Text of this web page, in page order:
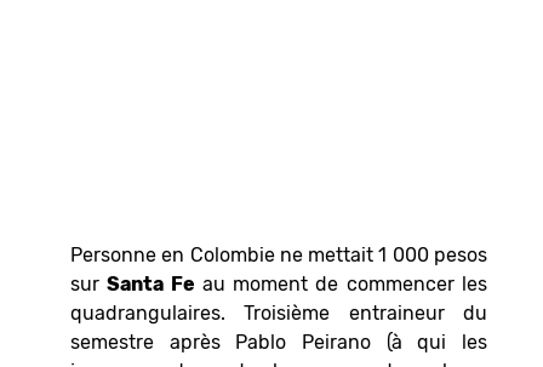
Personne en Colombie ne mettait 1 000 pesos
surSanta Fe au moment de commencer les
quadrangulaires. Troisième entraineur du
semestre après Pablo Peirano (à qui les